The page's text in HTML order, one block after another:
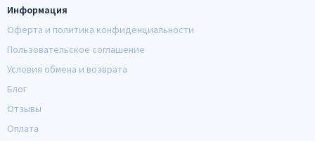
Информация
Оферта и политика конфиденциальности
Пользовательское соглашение
Условия обмена и возврата
Блог
Отзывы
Оплата